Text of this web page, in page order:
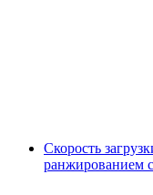
Скорость
ранжированием